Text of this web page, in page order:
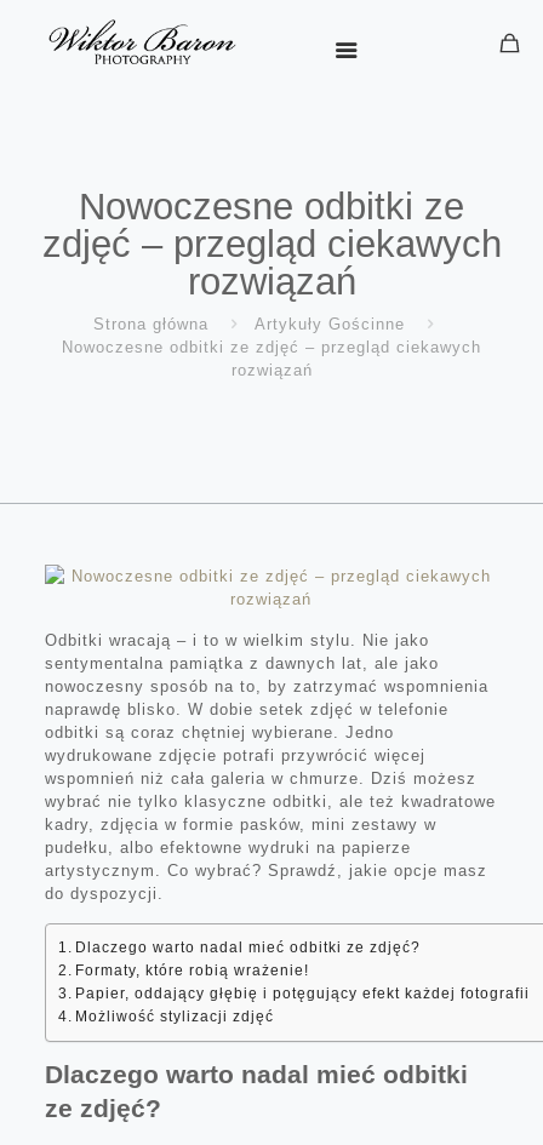
Nowoczesne odbitki ze
zdjęć – przegląd ciekawych
rozwiązań
Strona główna
Artykuły Gościnne
Nowoczesne odbitki ze zdjęć – przegląd ciekawych
rozwiązań
Odbitki wracają – i to w wielkim stylu. Nie jako
sentymentalna pamiątka z dawnych lat, ale jako
nowoczesny sposób na to, by zatrzymać wspomnienia
naprawdę blisko. W dobie setek zdjęć w telefonie
odbitki są coraz chętniej wybierane. Jedno
wydrukowane zdjęcie potrafi przywrócić więcej
wspomnień niż cała galeria w chmurze. Dziś możesz
wybrać nie tylko klasyczne odbitki, ale też kwadratowe
kadry, zdjęcia w formie pasków, mini zestawy w
pudełku, albo efektowne wydruki na papierze
artystycznym. Co wybrać? Sprawdź, jakie opcje masz
do dyspozycji.
Dlaczego warto nadal mieć odbitki ze zdjęć?
Formaty, które robią wrażenie!
Papier, oddający głębię i potęgujący efekt każdej fotografii
Możliwość stylizacji zdjęć
Dlaczego warto nadal mieć odbitki
ze zdjęć?